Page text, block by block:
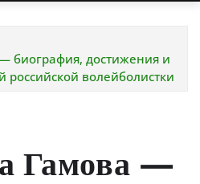
биография, достижения и
волейболистки
Гамова —